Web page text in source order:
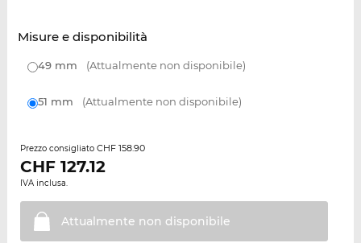
Misure e disponibilità
49 mm (Attualmente non disponibile)
51 mm (Attualmente non disponibile)
Prezzo consigliato CHF 158.90
CHF 127.12
IVA inclusa.
Attualmente non disponibile